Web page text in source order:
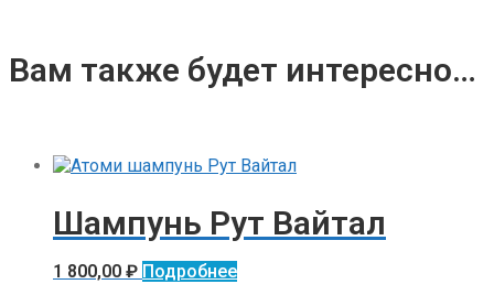
Вам также будет интересно…
Шампунь Рут Вайтал
1 800,00 ₽ Подробнее